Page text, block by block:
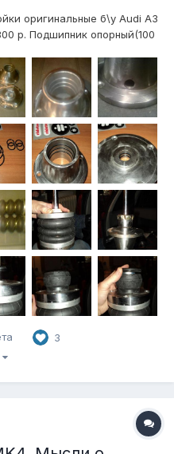
оригинальные б\у Audi A3
р. Подшипник опорный(100
р. шт.) — 160 р.
р. шт) — 5500 р. Брекеты
3